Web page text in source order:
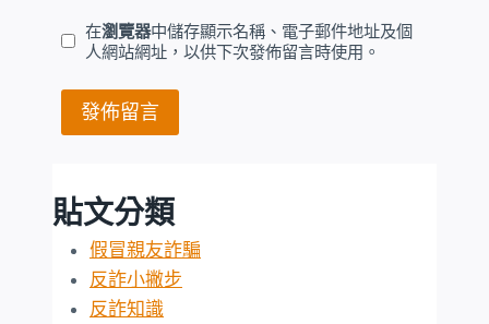
在瀏覽器中儲存顯示名稱、電子郵件地址及個
人網站網址，以供下次發佈留言時使用。
貼文分類
假冒親友詐騙
反詐小撇步
反詐知識